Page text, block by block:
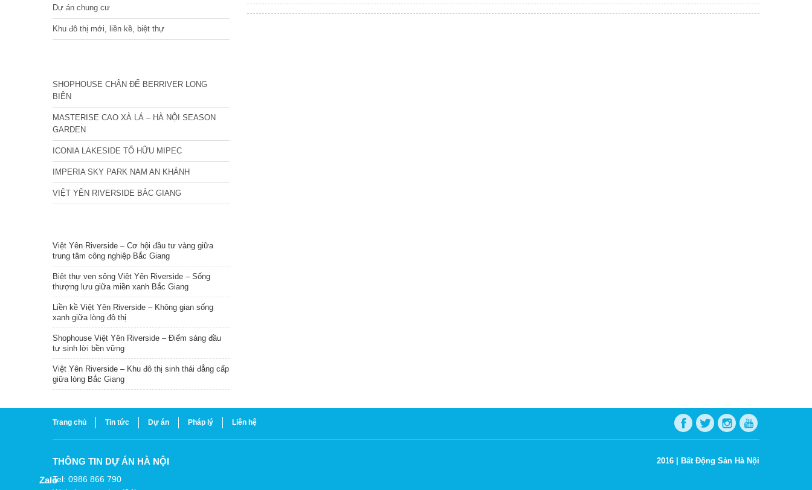
Dự án chung cư
Khu đô thị mới, liền kề, biệt thự
SHOPHOUSE CHÂN ĐẾ BERRIVER LONG
BIÊN
MASTERISE CAO XÀ LÁ – HÀ NỘI SEASON
GARDEN
ICONIA LAKESIDE TỐ HỮU MIPEC
IMPERIA SKY PARK NAM AN KHÁNH
VIỆT YÊN RIVERSIDE BẮC GIANG
Việt Yên Riverside – Cơ hội đầu tư vàng giữa
trung tâm công nghiệp Bắc Giang
Biệt thự ven sông Việt Yên Riverside – Sống
thượng lưu giữa miền xanh Bắc Giang
Liền kề Việt Yên Riverside – Không gian sống
xanh giữa lòng đô thị
Shophouse Việt Yên Riverside – Điểm sáng đầu
tư sinh lời bền vững
Việt Yên Riverside – Khu đô thị sinh thái đẳng cấp
giữa lòng Bắc Giang
Trang chủ Tin tức Dự án Pháp lý Liên hệ
THÔNG TIN DỰ ÁN HÀ NỘI
Tel: 0986 866 790
2016 | Bất Động Sản Hà Nội
Zalo